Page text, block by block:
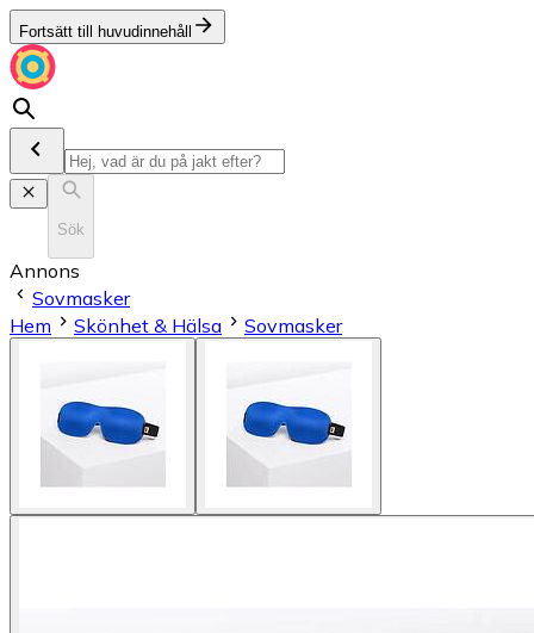
Fortsätt till huvudinnehåll
Sök
Annons
Sovmasker
Hem
Skönhet & Hälsa Sovmasker